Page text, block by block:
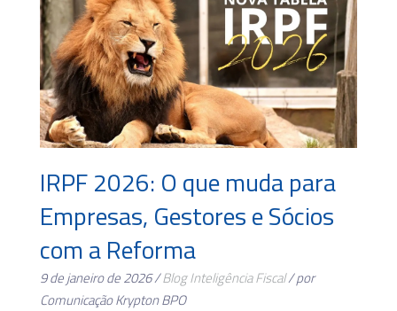
IRPF 2026: O que muda para
Empresas, Gestores e Sócios
com a Reforma
9 de janeiro de 2026 /BlogInteligência Fiscal/ por
Comunicação Krypton BPO